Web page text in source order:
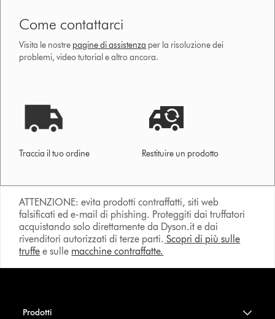
Come contattarci
Visita le nostre pagine di assistenza per la risoluzione dei
problemi, video tutorial e altro ancora.
Traccia il tuo ordine Restituire un prodotto
ATTENZIONE: evita prodotti contraffatti, siti web
falsificati ed e-mail di phishing. Proteggiti dai truffatori
acquistando solo direttamente da Dyson.it e dai
rivenditori autorizzati di terze parti. Scopri di più sulle
truffe e sulle macchine contraffatte.
Prodotti